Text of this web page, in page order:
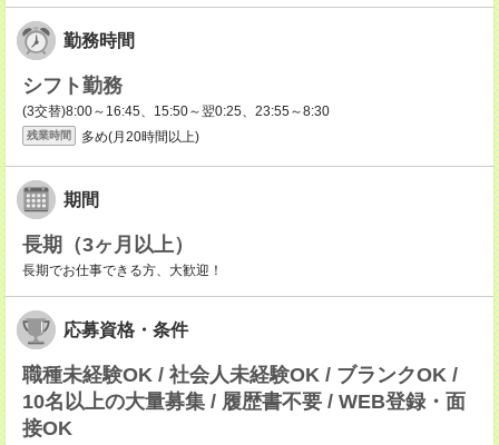
勤務時間
シフト勤務
(3交替)8:00～16:45、15:50～翌0:25、23:55～8:30
残業時間 多め(月20時間以上)
期間
長期（3ヶ月以上）
長期でお仕事できる方、大歓迎！
応募資格・条件
職種未経験OK / 社会人未経験OK / ブランクOK /
10名以上の大量募集 / 履歴書不要 / WEB登録・面
接OK